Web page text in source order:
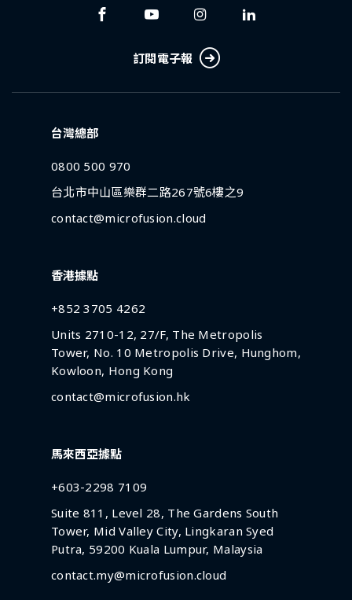
訂閱電子報
台灣總部
0800 500 970
台北市中山區樂群二路267號6樓之9
contact@microfusion.cloud
香港據點
+852 3705 4262
Units 2710-12, 27/F, The Metropolis
Tower, No. 10 Metropolis Drive, Hunghom,
Kowloon, Hong Kong
contact@microfusion.hk
馬來西亞據點
+603-2298 7109
Suite 811, Level 28, The Gardens South
Tower, Mid Valley City, Lingkaran Syed
Putra, 59200 Kuala Lumpur, Malaysia
contact.my@microfusion.cloud